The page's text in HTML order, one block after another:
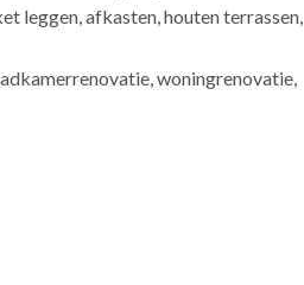
leggen, afkasten, houten terrassen,
woningrenovatie,